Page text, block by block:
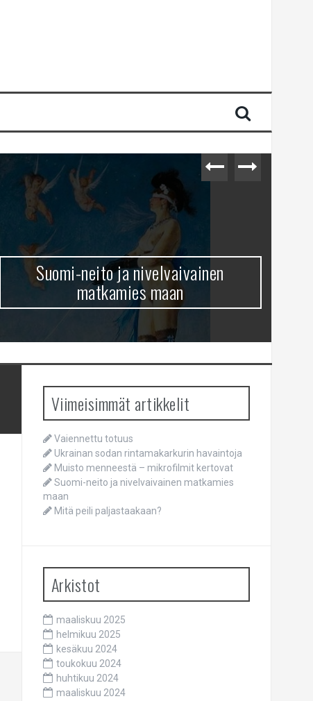
Suomi-neito ja nivelvaivainen
matkamies maan
Viimeisimmät artikkelit
Vaiennettu totuus
Ukrainan sodan rintamakarkurin havaintoja
Muisto menneestä – mikrofilmit kertovat
Suomi-neito ja nivelvaivainen matkamies
maan
Mitä peili paljastaakaan?
Arkistot
maaliskuu 2025
helmikuu 2025
kesäkuu 2024
toukokuu 2024
huhtikuu 2024
maaliskuu 2024